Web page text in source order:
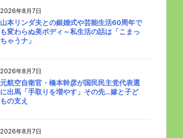
2026年8月7日
山本リンダ夫との銀婚式や芸能生活60周年で
も変わらぬ美ボディ～私生活の話は「こまっ
ちゃうナ」
2026年8月7日
元航空自衛官・橋本幹彦が国民民主党代表選
に出馬「手取りを増やす」その先…嫁と子ど
もの支え
2026年8月7日